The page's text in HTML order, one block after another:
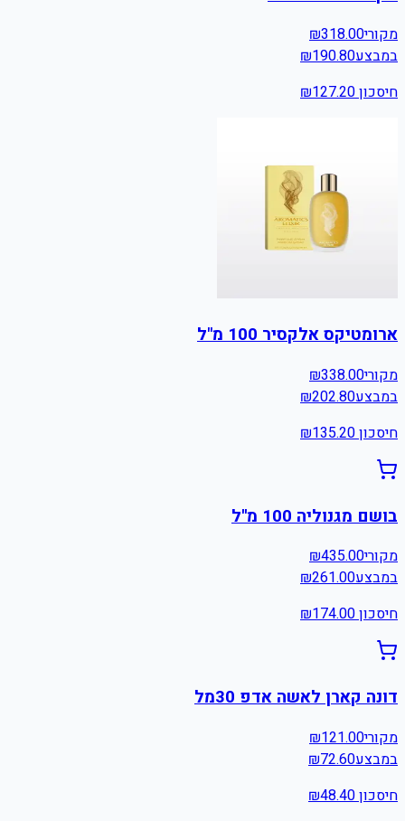
מקורי ₪318.00
במבצע
₪190.80
חיסכון ₪127.20
ארומטיקס אלקסיר 100 מ"ל
מקורי ₪338.00
במבצע
₪202.80
חיסכון ₪135.20
בושם מגנוליה 100 מ''ל
מקורי ₪435.00
במבצע
₪261.00
חיסכון ₪174.00
דונה קארן לאשה אדפ 30מל
מקורי ₪121.00
במבצע
₪72.60
חיסכון ₪48.40